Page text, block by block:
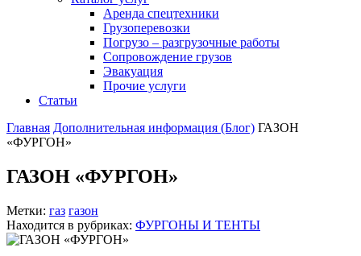
Аренда спецтехники
Грузоперевозки
Погрузо – разгрузочные работы
Сопровождение грузов
Эвакуация
Прочие услуги
Статьи
Главная Дополнительная информация (Блог) ГАЗОН
«ФУРГОН»
ГАЗОН «ФУРГОН»
Метки: газ газон
Находится в рубриках: ФУРГОНЫ И ТЕНТЫ